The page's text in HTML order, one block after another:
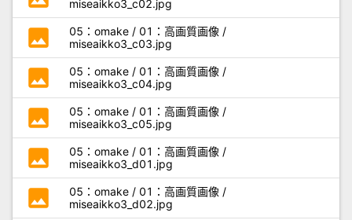
miseaikko3_c02.jpg
photo
05：omake / 01：高画質画像 /
miseaikko3_c03.jpg
photo
05：omake / 01：高画質画像 /
miseaikko3_c04.jpg
photo
05：omake / 01：高画質画像 /
miseaikko3_c05.jpg
photo
05：omake / 01：高画質画像 /
miseaikko3_d01.jpg
photo
05：omake / 01：高画質画像 /
miseaikko3_d02.jpg